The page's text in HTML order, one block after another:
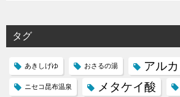
タグ
あきしげゆ おさるの湯 アル
ニセコ昆布温泉 メタケイ酸